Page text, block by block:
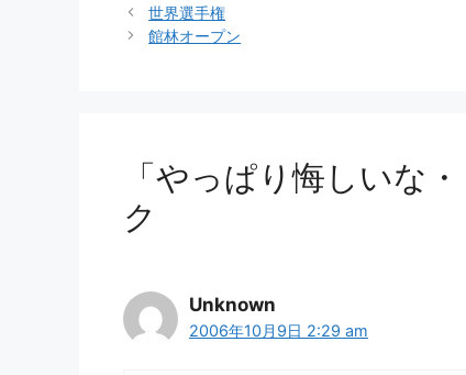
テ
ゴ
世界選手権
館林オープン
「やっぱり悔しいな
ク
Unknown
2006年10月9日 2:29 am